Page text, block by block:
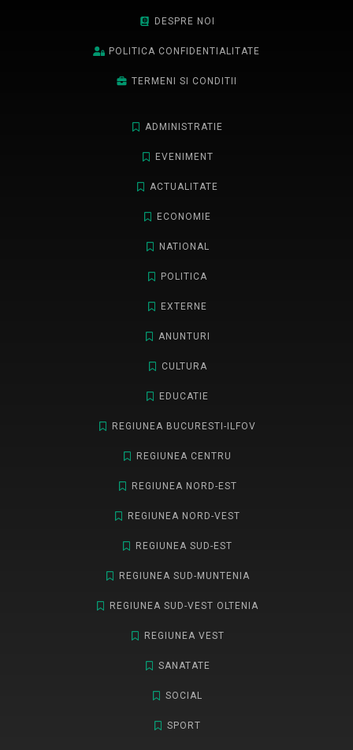
DESPRE NOI
POLITICA CONFIDENTIALITATE
TERMENI SI CONDITII
ADMINISTRATIE
EVENIMENT
ACTUALITATE
ECONOMIE
NATIONAL
POLITICA
EXTERNE
ANUNTURI
CULTURA
EDUCATIE
REGIUNEA BUCURESTI-ILFOV
REGIUNEA CENTRU
REGIUNEA NORD-EST
REGIUNEA NORD-VEST
REGIUNEA SUD-EST
REGIUNEA SUD-MUNTENIA
REGIUNEA SUD-VEST OLTENIA
REGIUNEA VEST
SANATATE
SOCIAL
SPORT